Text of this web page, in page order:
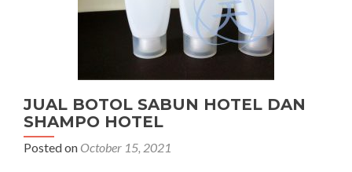
JUAL BOTOL SABUN HOTEL DAN
SHAMPO HOTEL
Posted on October 15, 2021